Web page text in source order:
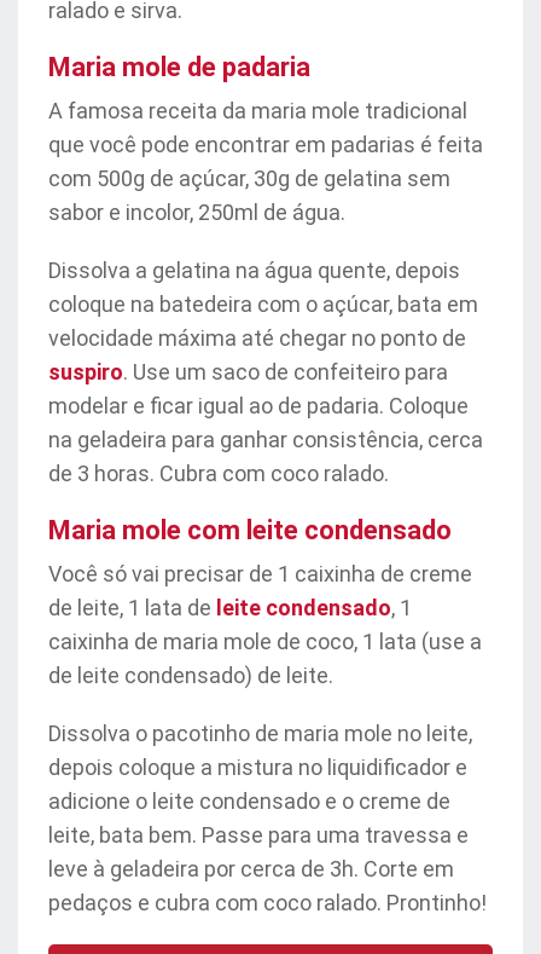
ralado e sirva.
Maria mole de padaria
A famosa receita da maria mole tradicional
que você pode encontrar em padarias é feita
com 500g de açúcar, 30g de gelatina sem
sabor e incolor, 250ml de água.
Dissolva a gelatina na água quente, depois
coloque na batedeira com o açúcar, bata em
velocidade máxima até chegar no ponto de
suspiro. Use um saco de confeiteiro para
modelar e ficar igual ao de padaria. Coloque
na geladeira para ganhar consistência, cerca
de 3 horas. Cubra com coco ralado.
Maria mole com leite condensado
Você só vai precisar de 1 caixinha de creme
de leite, 1 lata de leite condensado, 1
caixinha de maria mole de coco, 1 lata (use a
de leite condensado) de leite.
Dissolva o pacotinho de maria mole no leite,
depois coloque a mistura no liquidificador e
adicione o leite condensado e o creme de
leite, bata bem. Passe para uma travessa e
leve à geladeira por cerca de 3h. Corte em
pedaços e cubra com coco ralado. Prontinho!